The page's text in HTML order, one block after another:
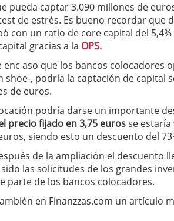
pueda captar 3.090 millones de
de estrés. Es bueno recordar que
con un ratio de core capital del
gracias a la OPS.
enc aso que los bancos colocadores
shoe-, podría la captación de capital
de euros.
podría darse un importante
precio fijado en 3,75 eurosse estaría
siendo esto un descuento del
de la ampliación el descuento
las solicitudes de los grandes
parte de los bancos colocadores.
en Finanzzas.com un artículo